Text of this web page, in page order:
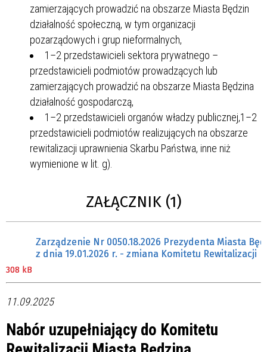
zamierzających prowadzić na obszarze Miasta Będzin
działalność społeczną, w tym organizacji
pozarządowych i grup nieformalnych,
1–2 przedstawicieli sektora prywatnego –
przedstawicieli podmiotów prowadzących lub
zamierzających prowadzić na obszarze Miasta Będzina
działalność gospodarczą,
1–2 przedstawicieli organów władzy publicznej,1–2
przedstawicieli podmiotów realizujących na obszarze
rewitalizacji uprawnienia Skarbu Państwa, inne niż
wymienione w lit. g).
ZAŁĄCZNIK (1)
Zarządzenie Nr 0050.18.2026 Prezydenta Miasta
z dnia 19.01.2026 r. - zmiana Komitetu Rewitalizacji
308 kB
11.09.2025
Nabór uzupełniający do Komitetu